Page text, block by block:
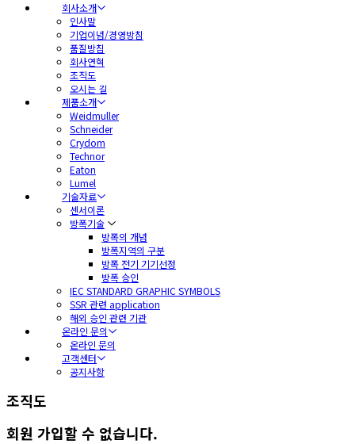
회사소개
인사말
기업이념/경영방침
품질방침
회사연혁
조직도
오시는 길
제품소개
Weidmuller
Schneider
Crydom
Technor
Eaton
Lumel
기술자료
센서이론
방폭기술
방폭의 개념
방폭지역의 구분
방폭 전기 기기선정
방폭 승인
IEC STANDARD GRAPHIC SYMBOLS
SSR 관련 application
해외 승인 관련 기관
온라인 문의
온라인 문의
고객센터
공지사항
조직도
회원 가입할 수 없습니다.